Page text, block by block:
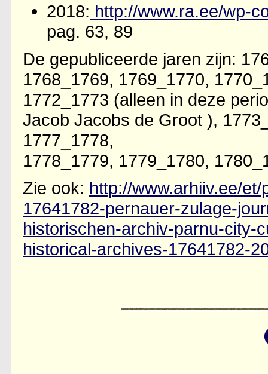
2018: http://www.ra.ee/wp-
pag. 63, 89
De gepubliceerde jaren zijn:
1768_1769, 1769_1770,
1772_1773 (alleen in deze
Jacob Jacobs de Groot ),
1777_1778,
1778_1779, 1779_1780,
Zie ook: http://www.arhiiv.ee/
17641782-pernauer-zulage-
historischen-archiv-parnu-city-
historical-archives-17641782-